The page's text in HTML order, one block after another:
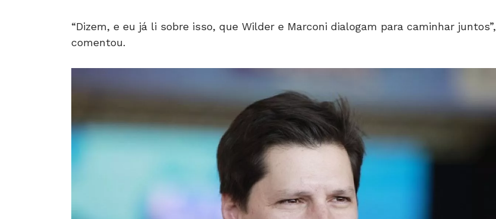
“Dizem, e eu já li sobre isso, que Wilder e Marconi dialogam para caminhar juntos”,
comentou.